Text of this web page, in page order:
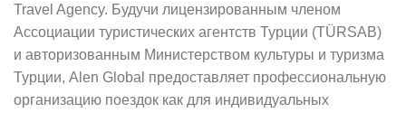
Travel Agency. Будучи лицензированным членом
Ассоциации туристических агентств Турции (TÜRSAB)
и авторизованным Министерством культуры и туризма
Турции, Alen Global предоставляет профессиональную
организацию поездок как для индивидуальных